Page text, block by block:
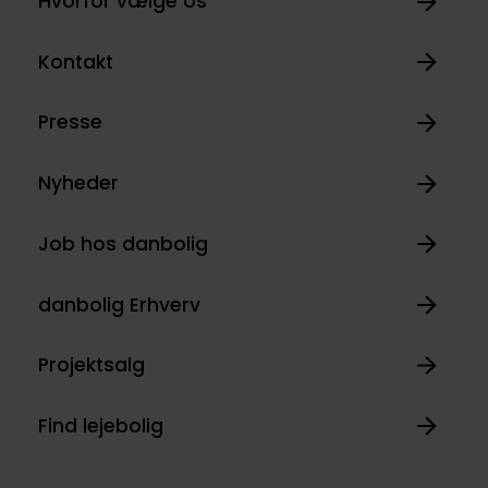
Kontakt
Presse
Nyheder
Job hos danbolig
danbolig Erhverv
Projektsalg
Find lejebolig